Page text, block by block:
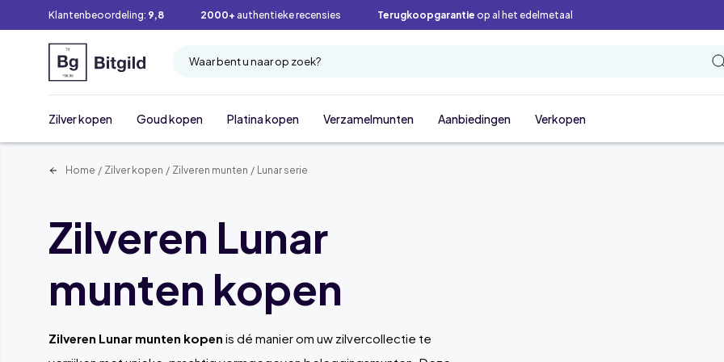
Klantenbeoordeling: 9,8 2000+ authentieke recensies Terugkoopgarantie op al het edelmetaal
Waar bent u naar op zoek?
Zilver kopen Goud kopen Platina kopen Verzamelmunten Aanbiedingen Verkopen
Home / Zilver kopen / Zilveren munten / Lunar serie
Zilveren Lunar
munten kopen
Zilveren Lunar munten kopen is dé manier om uw zilvercollectie te